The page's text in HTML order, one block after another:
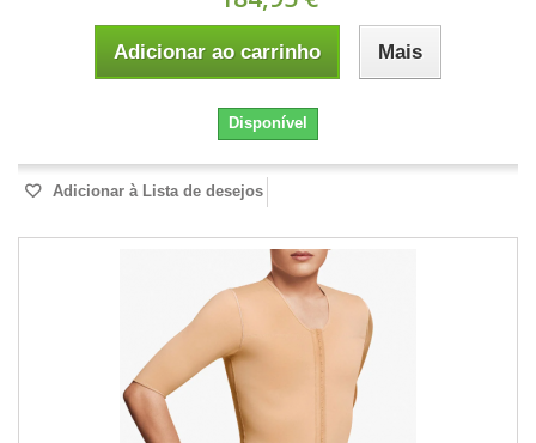
Adicionar ao carrinho Mais
Disponível
Adicionar à Lista de desejos